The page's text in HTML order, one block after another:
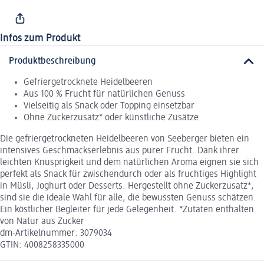
Infos zum Produkt
Produktbeschreibung
Gefriergetrocknete Heidelbeeren
Aus 100 % Frucht für natürlichen Genuss
Vielseitig als Snack oder Topping einsetzbar
Ohne Zuckerzusatz* oder künstliche Zusätze
Die gefriergetrockneten Heidelbeeren von Seeberger bieten ein
intensives Geschmackserlebnis aus purer Frucht. Dank ihrer
leichten Knusprigkeit und dem natürlichen Aroma eignen sie sich
perfekt als Snack für zwischendurch oder als fruchtiges Highlight
in Müsli, Joghurt oder Desserts. Hergestellt ohne Zuckerzusatz*,
sind sie die ideale Wahl für alle, die bewussten Genuss schätzen.
Ein köstlicher Begleiter für jede Gelegenheit. *Zutaten enthalten
von Natur aus Zucker
dm-Artikelnummer: 3079034
GTIN: 4008258335000